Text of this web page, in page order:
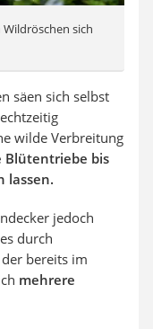
sich
säen sich selbst
wilde Verbreitung
Blütentriebe bis
lassen.
jedoch
durch
bereits im
mehrere